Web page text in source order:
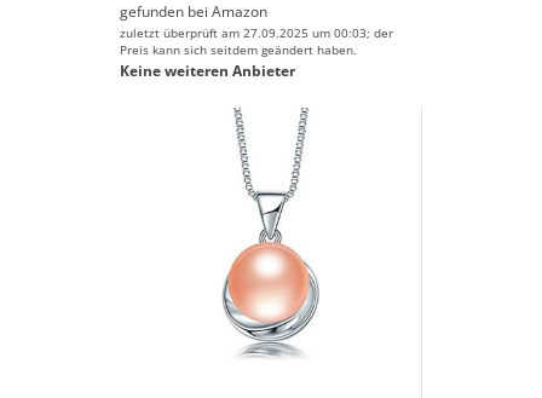
gefunden bei Amazon
zuletzt überprüft am 27.09.2025 um 00:03; der
Preis kann sich seitdem geändert haben.
Keine weiteren Anbieter